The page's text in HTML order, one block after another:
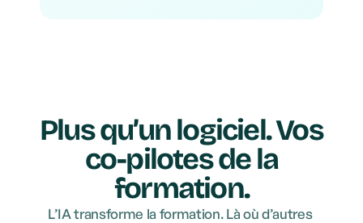
Plus qu’un logiciel. Vos
co-pilotes de la
formation.
L’IA transforme la formation. Là où d’autres